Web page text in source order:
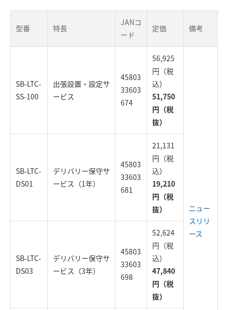
型番 特長
JANコ
ード
定価 備考
SB-LTC-
SS-100
出張設置・設定サ
ービス
45803
33603
674
56,925
円（税
込）
51,750
円（税
抜）
ニュー
スリリ
ース
SB-LTC-
DS01
デリバリー保守サ
ービス（1年）
45803
33603
681
21,131
円（税
込）
19,210
円（税
抜）
SB-LTC-
DS03
デリバリー保守サ
ービス（3年）
45803
33603
698
52,624
円（税
込）
47,840
円（税
抜）